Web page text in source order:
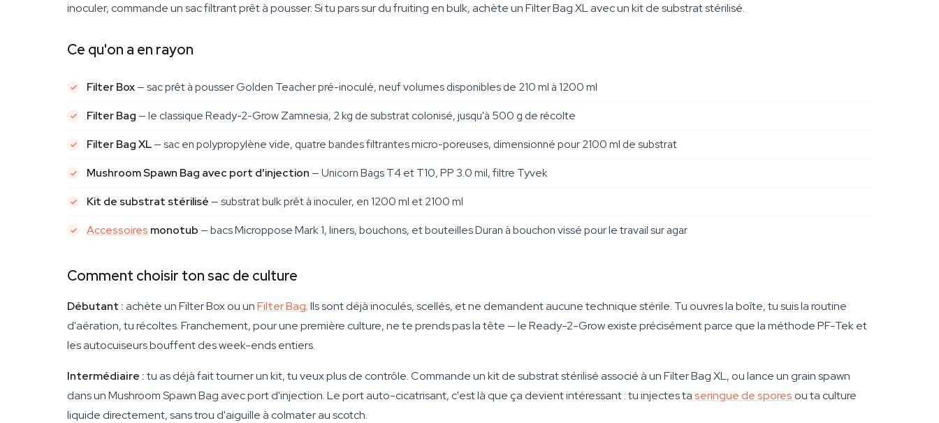
inoculer, commande un sac filtrant prêt à pousser. Si tu pars sur du fruiting en bulk, achète un Filter Bag XL avec un kit de substrat stérilisé.
Ce qu'on a en rayon
Filter Box— sac prêt à pousser Golden Teacher pré-inoculé, neuf volumes disponibles de 210 ml à 1200 ml
Filter Bag — le classique Ready-2-Grow Zamnesia, 2 kg de substrat colonisé, jusqu'à 500 g de récolte
Filter Bag XL— sac en polypropylène vide, quatre bandes filtrantes micro-poreuses, dimensionné pour 2100 ml de substrat
Mushroom Spawn Bag avec port d'injection — Unicorn Bags T4 et T10, PP 3.0 mil, filtre Tyvek
Kit de substrat stérilisé — substrat bulk prêt à inoculer, en 1200 ml et 2100 ml
Accessoires monotub — bacs Microppose Mark 1, liners, bouchons, et bouteilles Duran à bouchon vissé pour le travail sur agar
Comment choisir ton sac de culture
Débutant :achète un Filter Box ou unFilter Bag. Ils sont déjà inoculés, scellés, et ne demandent aucune technique stérile. Tu ouvres la boîte, tu suis la routine
d'aération, tu récoltes. Franchement, pour une première culture, ne te prends pas la tête — le Ready-2-Grow existe précisément parce que la méthode PF-Tek et
les autocuiseurs bouffent des week-ends entiers.
Intermédiaire :tu as déjà fait tourner un kit, tu veux plus de contrôle. Commande un kit de substrat stérilisé associé à un Filter Bag XL, ou lance un grain spawn
dans un Mushroom Spawn Bag avec port d'injection. Le port auto-cicatrisant, c'est là que ça devient intéressant : tu injectes taseringue de spores ou ta culture
liquide directement, sans trou d'aiguille à colmater au scotch.